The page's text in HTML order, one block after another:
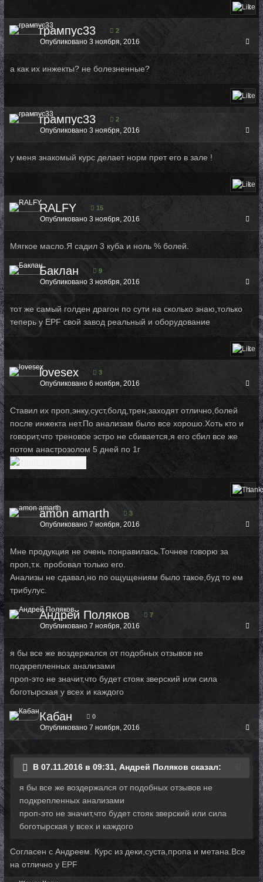
1
грампус33 2
Опубликовано 3 ноября, 2016
а как их инжекты? не болезненные?
1
грампус33 2
Опубликовано 3 ноября, 2016
у меня знакомый курс делает норм прет его в зале !
1
RALFY 15
Опубликовано 3 ноября, 2016
Мягкое масло.Я садил 3 куба и ноль % болей.
Баклан 9
Опубликовано 3 ноября, 2016
тот же самый голден драгон по сути на сколько знаю,только
теперь у EPF свой завод реальный и оборудование
1
lovesex 3
Опубликовано 6 ноября, 2016
Ставил их проп,энку,суст,болд,трен,заходят отлично,болей
после инжекта нет.По анализам было все хорошо.Хоть кто и
говорит,что треновое эстро не сбивается,я его сбил все же
потом анастрозолом 5 дней по 1г
1
amon amarth 3
Опубликовано 7 ноября, 2016
Мне продукция не очень понравилась.Точнее говорю за
проп,т.к. пробовал только его.
Анализы не сдавал,но по ощущениям было такое,буд то ем
трибулус.
Андрей Поляков 7
Опубликовано 7 ноября, 2016
я бы все же воздержался от подобных отзывов не
подкрепленных анализами
проп-это не значит,что будет стояк зверский или сила
боготырская у всех и каждого
Кабан 0
Опубликовано 7 ноября, 2016
В 07.11.2016 в 09:31, Андрей Поляков сказал:
я бы все же воздержался от подобных отзывов не
подкрепленных анализами
проп-это не значит,что будет стояк зверский или сила
боготырская у всех и каждого
Согласен с Андреем. Курс из деки,суста,пропа и метана.Все
на отлично у EPF